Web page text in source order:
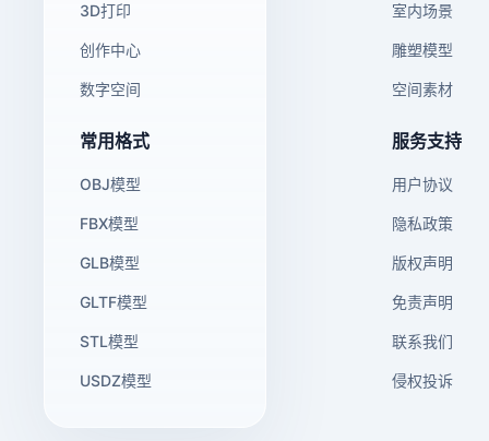
3D打印
创作中心
数字空间
室内场景
雕塑模型
空间素材
常用格式
OBJ模型
FBX模型
GLB模型
GLTF模型
STL模型
USDZ模型
服务支持
用户协议
隐私政策
版权声明
免责声明
联系我们
侵权投诉